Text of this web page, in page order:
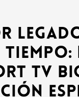
tiempo:
TV